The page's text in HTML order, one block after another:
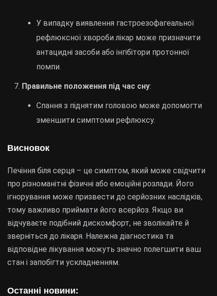
Останні новини:
У випадку виявлення гастроезофагеальної
рефлюксної хвороби лікар може призначити
антацидні засоби або інгібітори протонної
помпи.
Правильне положення під час сну:
Спання з піднятим головою може допомогти
зменшити симптоми рефлюксу.
Висновок
Печіння біля серця – це симптом, який може свідчити
про різноманітні фізичні або емоційні розлади. Його
ігнорування може призвести до серйозних наслідків,
тому важливо приймати його всерйоз. Якщо ви
відчуваєте подібний дискомфорт, не зволікайте й
зверніться до лікаря. Належна діагностика та
відповідне лікування можуть значно полегшити ваш
стан і запобігти ускладненням.